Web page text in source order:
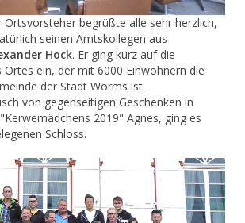
Ortsvorsteher begrüßte alle sehr herzlich,
seinen Amtskollegen aus
Hock. Er ging kurz auf die
Ortes ein, der mit 6000 Einwohnern die
der Stadt Worms ist.
von gegenseitigen Geschenken in
2019" Agnes, ging es
Schloss.